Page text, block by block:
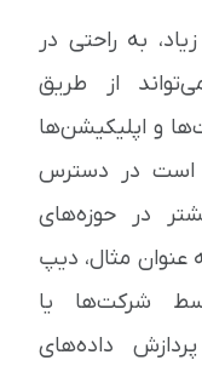
به راحتی در
از طریق
و اپلیکیشن‌ها
است در دسترس
در حوزه‌های
عنوان مثال، دیپ
شرکت‌ها یا
داده‌های